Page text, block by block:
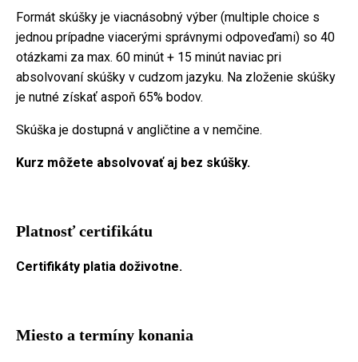
Formát skúšky je viacnásobný výber (multiple choice s
jednou prípadne viacerými správnymi odpoveďami) so 40
otázkami za max. 60 minút + 15 minút naviac pri
absolvovaní skúšky v cudzom jazyku. Na zloženie skúšky
je nutné získať aspoň 65% bodov.
Skúška je dostupná v angličtine a v nemčine.
Kurz môžete absolvovať aj bez skúšky.
Platnosť certifikátu
Certifikáty platia doživotne.
Miesto a termíny konania